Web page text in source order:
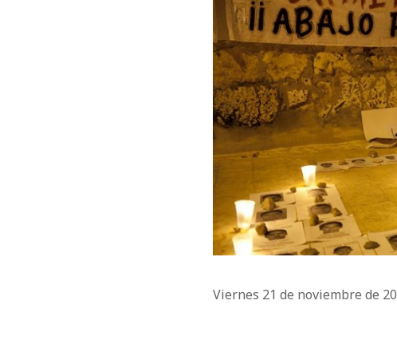
Viernes 21 de noviembre de